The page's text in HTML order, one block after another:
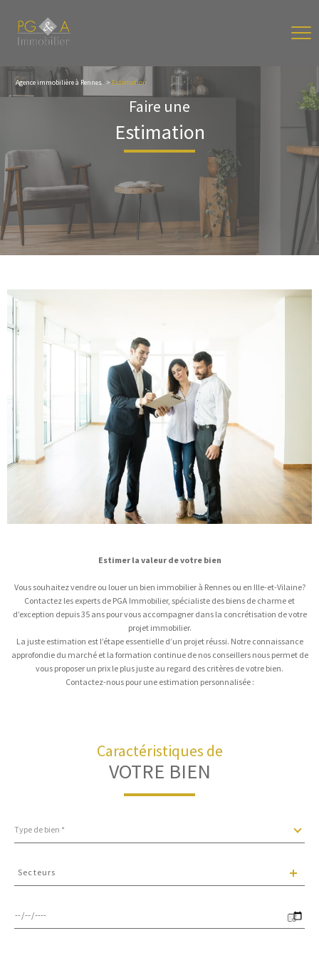
Agence immobilière à Rennes Estimation
Faire une
Estimation
Estimer la valeur de votre bien
Vous souhaitez vendre ou louer un bien immobilier à Rennes ou en Ille-et-Vilaine?
Contactez les experts de PGA Immobilier, spécialiste des biens de charme et
d’exception depuis 35 ans pour vous accompagner dans la concrétisation de votre
projet immobilier.
La juste estimation est l’étape essentielle d’un projet réussi. Notre connaissance
approfondie du marché et la formation continue de nos conseillers nous permet de
vous proposer un prix le plus juste au regard des critères de votre bien.
Contactez-nous pour une estimation personnalisée :
Caractéristiques de
VOTRE BIEN
de
bien
Type de bien *
Secteurs
de
disponibilité